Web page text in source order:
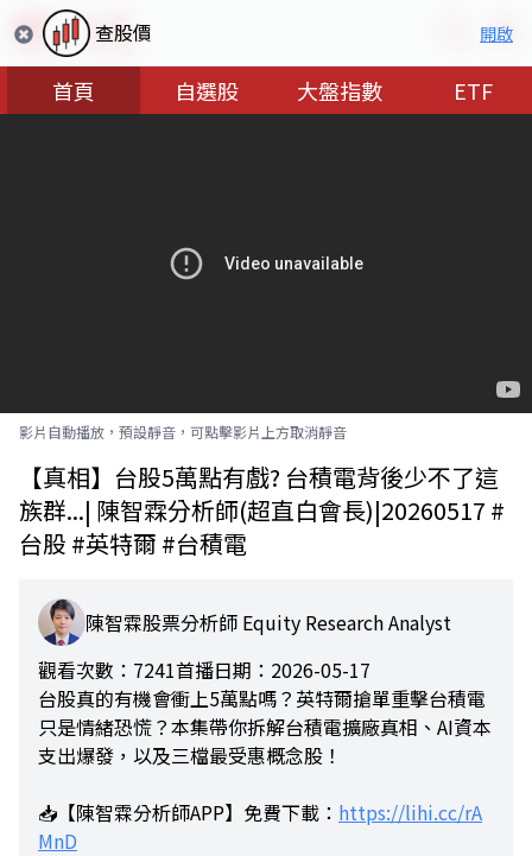
查股價 開啟
首頁 自選股 大盤指數 ETF
影片自動播放，預設靜音，可點擊影片上方取消靜音
【真相】台股5萬點有戲? 台積電背後少不了這
族群...| 陳智霖分析師(超直白會長)|20260517 #
台股 #英特爾 #台積電
陳智霖股票分析師 Equity Research Analyst
觀看次數：7241首播日期：2026-05-17
台股真的有機會衝上5萬點嗎？英特爾搶單重擊台積電
只是情緒恐慌？本集帶你拆解台積電擴廠真相、AI資本
支出爆發，以及三檔最受惠概念股！
📥【陳智霖分析師APP】免費下載： https://lihi.cc/rA
MnD